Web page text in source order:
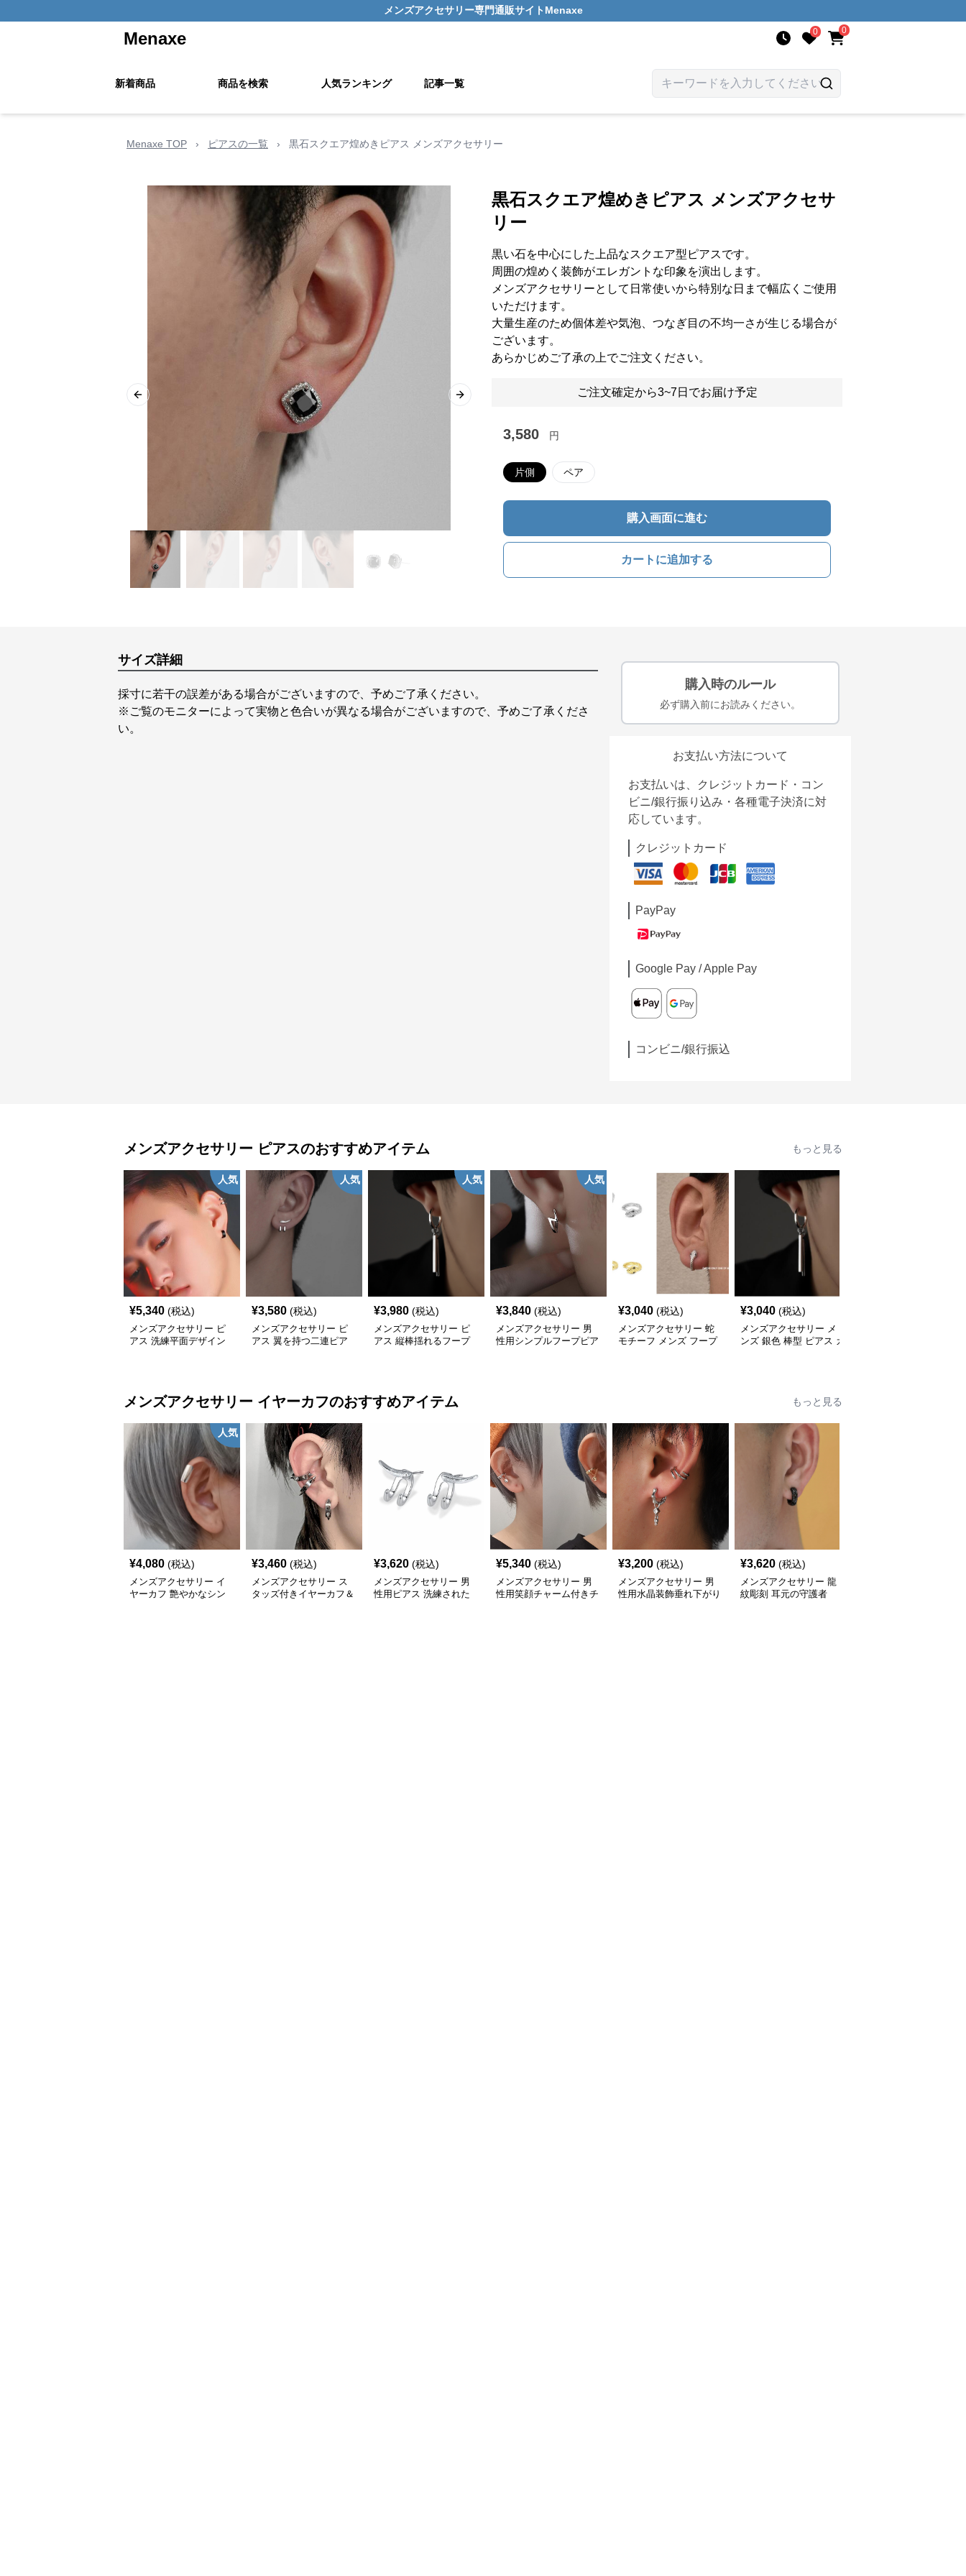
メンズアクセサリー専門通販サイト Menaxe
Menaxe 0 0
新着商品 商品を検索 人気ランキング 記事一覧
Menaxe TOP › ピアスの一覧 › 黒石スクエア煌めきピアス メンズアクセサリー
Previous slide Next slide
黒石スクエア煌めきピアス メンズアクセサ
リー
黒い石を中心にした上品なスクエア型ピアスです。
周囲の煌めく装飾がエレガントな印象を演出します。
メンズアクセサリーとして日常使いから特別な日まで幅広くご使用
いただけます。
大量生産のため個体差や気泡、つなぎ目の不均一さが生じる場合が
ございます。
あらかじめご了承の上でご注文ください。
ご注文確定から3~7日でお届け予定
3,580 円
片側 ペア
購入画面に進む
カートに追加する
サイズ詳細
採寸に若干の誤差がある場合がございますので、予めご了承ください。
※ご覧のモニターによって実物と色合いが異なる場合がございますので、予めご了承くださ
い。
購入時のルール
必ず購入前にお読みください。
お支払い方法について
お支払いは、クレジットカード・コン
ビニ/銀行振り込み・各種電子決済に対
応しています。
クレジットカード
PayPay
Google Pay / Apple Pay
コンビニ/銀行振込
メンズアクセサリー ピアスのおすすめアイテム もっと見る
人気
¥5,340 (税込)
メンズアクセサリー ピ
アス 洗練平面デザイン
人気
¥3,580 (税込)
メンズアクセサリー ピ
アス 翼を持つ二連ピア
人気
¥3,980 (税込)
メンズアクセサリー ピ
アス 縦棒揺れるフープ
人気
¥3,840 (税込)
メンズアクセサリー 男
性用シンプルフープピア
¥3,040 (税込)
メンズアクセサリー 蛇
モチーフ メンズ フープ
¥3,040 (税込)
メンズアクセサリー メ
ンズ 銀色 棒型 ピアス カ
メンズアクセサリー イヤーカフのおすすめアイテム もっと見る
人気
¥4,080 (税込)
メンズアクセサリー イ
ヤーカフ 艶やかなシン
¥3,460 (税込)
メンズアクセサリー ス
タッズ付きイヤーカフ＆
¥3,620 (税込)
メンズアクセサリー 男
性用ピアス 洗練された
¥5,340 (税込)
メンズアクセサリー 男
性用笑顔チャーム付きチ
¥3,200 (税込)
メンズアクセサリー 男
性用水晶装飾垂れ下がり
¥3,620 (税込)
メンズアクセサリー 龍
紋彫刻 耳元の守護者